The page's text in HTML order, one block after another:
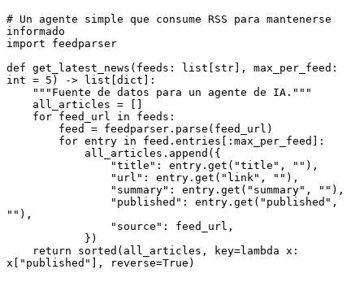
# Un agente simple que consume RSS para mantenerse
informado
import feedparser
def get_latest_news ( feeds : list str ], max_per_feed :
int = 5 ) -> list dict
:
    """Fuente de datos para un agente de IA."""
    all_articles
=
    for
feed_url in feeds :
        feed
= feedparser . parse (feed_url)
        for
entry in feed . entries [: max_per_feed
]:
            all_articles
. append ({
                "title"
: entry. get ( "title" , "" ),
                "url"
: entry. get ( "link" , "" ),
                "summary"
: entry. get ( "summary" , "" ),
                "published"
: entry. get ( "published"
"" ),
                "source"
: feed_url,
            })
    return
sorted (all_articles, key=lambda x :
x[
"published" ], reverse=True )